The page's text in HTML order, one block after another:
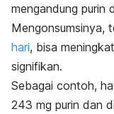
mengandung purin
Mengonsumsinya,
hari, bisa
signifikan.
Sebagai contoh,
243 mg purin dan